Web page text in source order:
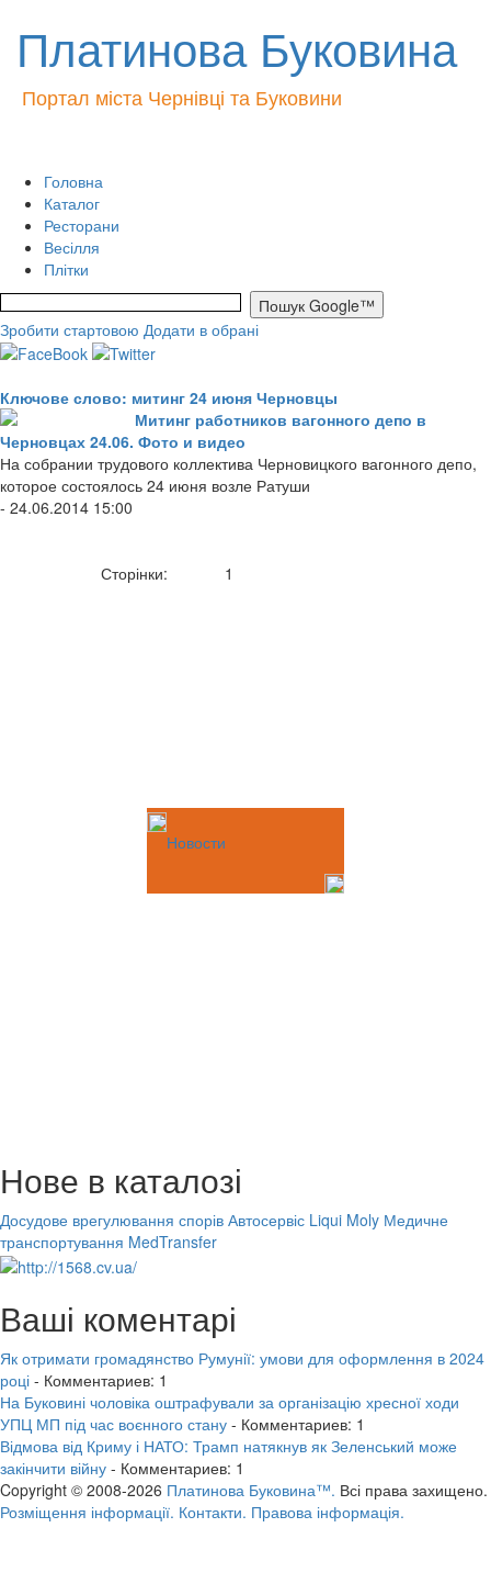
Платинова Буковина
Портал міста Чернівці та Буковини
Головна
Каталог
Ресторани
Весілля
Плітки
Зробити стартовою Додати в обрані
Ключове слово: митинг 24 июня Черновцы
Митинг работников вагонного депо в
Черновцах 24.06. Фото и видео
На собрании трудового коллектива Черновицкого вагонного депо,
которое состоялось 24 июня возле Ратуши
- 24.06.2014 15:00
Сторінки: 1
Новости
Нове в каталозі
Досудове врегулювання спорів Автосервіс Liqui Moly Медичне
транспортування MedTransfer
Ваші коментарі
Як отримати громадянство Румунії: умови для оформлення в 2024
році - Комментариев: 1
На Буковині чоловіка оштрафували за організацію хресної ходи
УПЦ МП під час воєнного стану - Комментариев: 1
Відмова від Криму і НАТО: Трамп натякнув як Зеленський може
закінчити війну - Комментариев: 1
Copyright © 2008-2026 Платинова Буковина™. Всі права захищено.
Розміщення інформації. Контакти. Правова інформація.